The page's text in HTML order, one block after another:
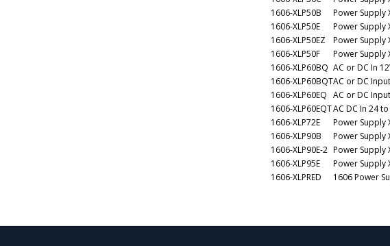
1606-XLP50B
Power Supply
1606-XLP50E
Power Supply
1606-XLP50EZ
Power Supply
1606-XLP50F
Power Supply
1606-XLP60BQ AC or DC In
1606-XLP60BQTAC or DC
1606-XLP60EQ AC or DC
1606-XLP60EQTAC DC In 24
1606-XLP72E
Power Supply
1606-XLP90B
Power Supply
1606-XLP90E-2 Power Supply
1606-XLP95E
Power Supply
1606-XLPRED
1606 Power